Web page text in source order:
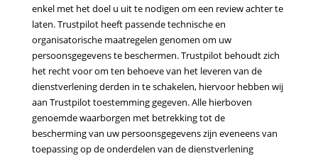
enkel met het doel u uitte nodigen om een review achter te
laten. Trustpilot heeft passende technische en
organisatorische maatregelen genomen om uw
persoonsgegevens te beschermen. Trustpilot behoudt zich
het recht voor om ten behoeve van het leveren van de
dienstverlening derden in te schakelen, hiervoor hebben wij
aan Trustpilot toestemming gegeven. Alle hierboven
genoemde waarborgen met betrekking tot de
beschermingvan uw persoonsgegevens zijn eveneens van
toepassing op de onderdelen van de dienstverlening